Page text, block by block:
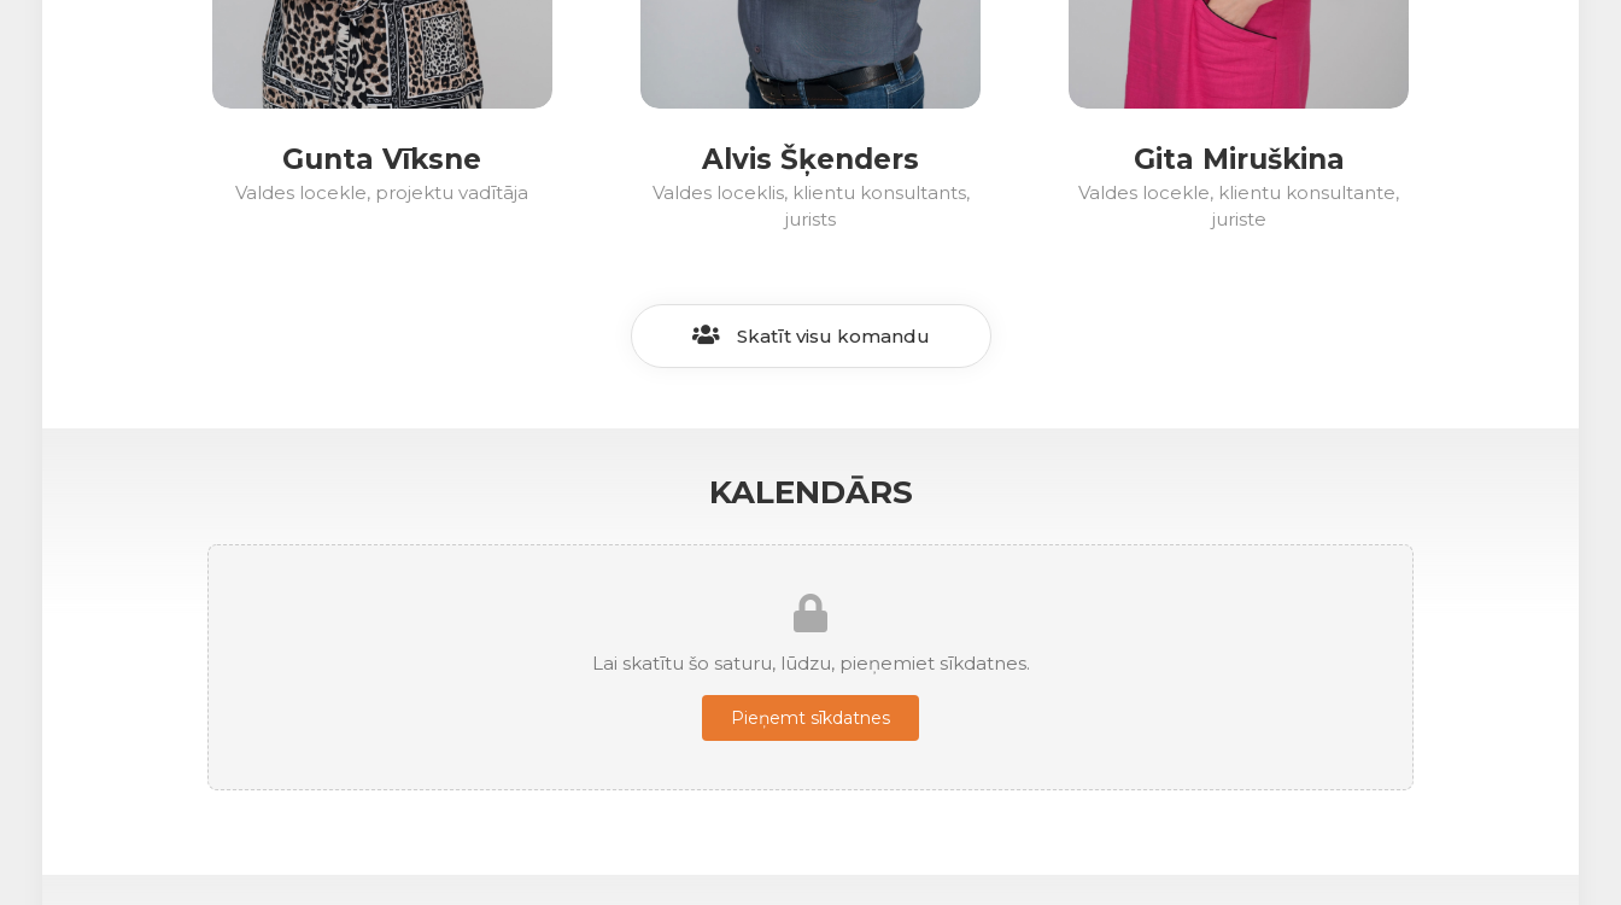
Gunta Vīksne
Valdes locekle, projektu vadītāja
Alvis Šķenders
Valdes loceklis, klientu konsultants,
jurists
Gita Miruškina
Valdes locekle, klientu konsultante,
juriste
Skatīt visu komandu
KALENDĀRS
Lai skatītu šo saturu, lūdzu, pieņemiet sīkdatnes.
Pieņemt sīkdatnes